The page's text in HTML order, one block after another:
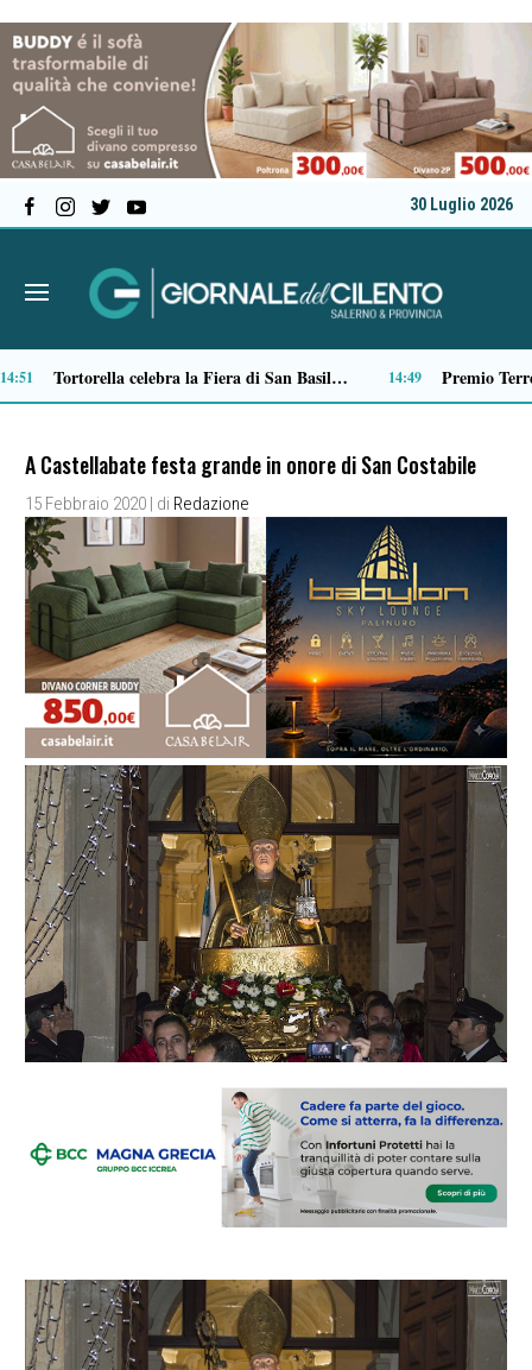
30 Luglio 2026
13:22 Verso il 66^ Salone nautico internazionale di Genova: aperto il ticketing online 13:01
A Castellabate festa grande in onore di San Costabile
15 Febbraio 2020 | di Redazione